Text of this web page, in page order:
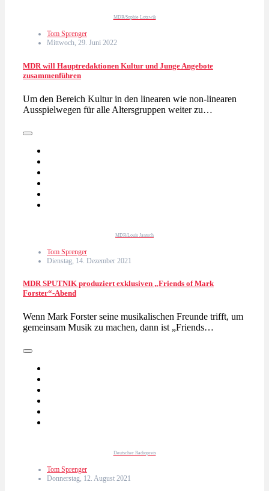
MDR/Sophie Lotzwik
Tom Sprenger
Mittwoch, 29. Juni 2022
MDR will Hauptredaktionen Kultur und Junge Angebote
zusammenführen
Um den Bereich Kultur in den linearen wie non-linearen
Ausspielwegen für alle Altersgruppen weiter zu…
MDR/Louis Jantsch
Tom Sprenger
Dienstag, 14. Dezember 2021
MDR SPUTNIK produziert exklusiven „Friends of Mark
Forster“-Abend
Wenn Mark Forster seine musikalischen Freunde trifft, um
gemeinsam Musik zu machen, dann ist „Friends…
Deutscher Radiopreis
Tom Sprenger
Donnerstag, 12. August 2021